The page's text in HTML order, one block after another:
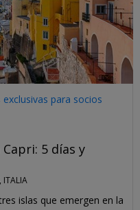
para socios
5 días y
ITALIA
islas que emergen en la